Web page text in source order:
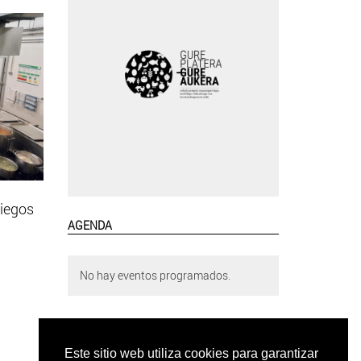
Este sitio web utiliza cookies para garantizar
AGENDA
No hay eventos programados.